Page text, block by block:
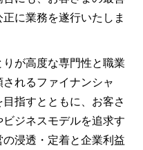
に業務を遂行いたしま
が高度な専門性と職業
れるファイナンシャ
指すとともに、お客さ
ジネスモデルを追求す
浸透・定着と企業利益